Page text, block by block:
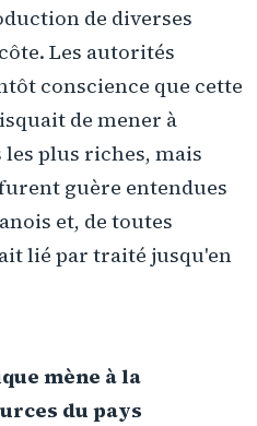
de diverses
Les autorités
conscience que cette
de mener à
plus riches, mais
guère entendues
et, de toutes
lié par traité jusqu'en
mène à la
du pays